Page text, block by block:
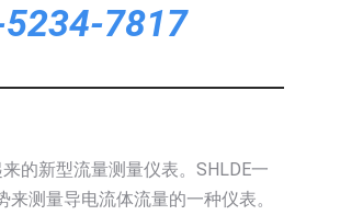
5234-7817
的新型流量测量仪表。SHLDE一
测量导电流体流量的一种仪表。